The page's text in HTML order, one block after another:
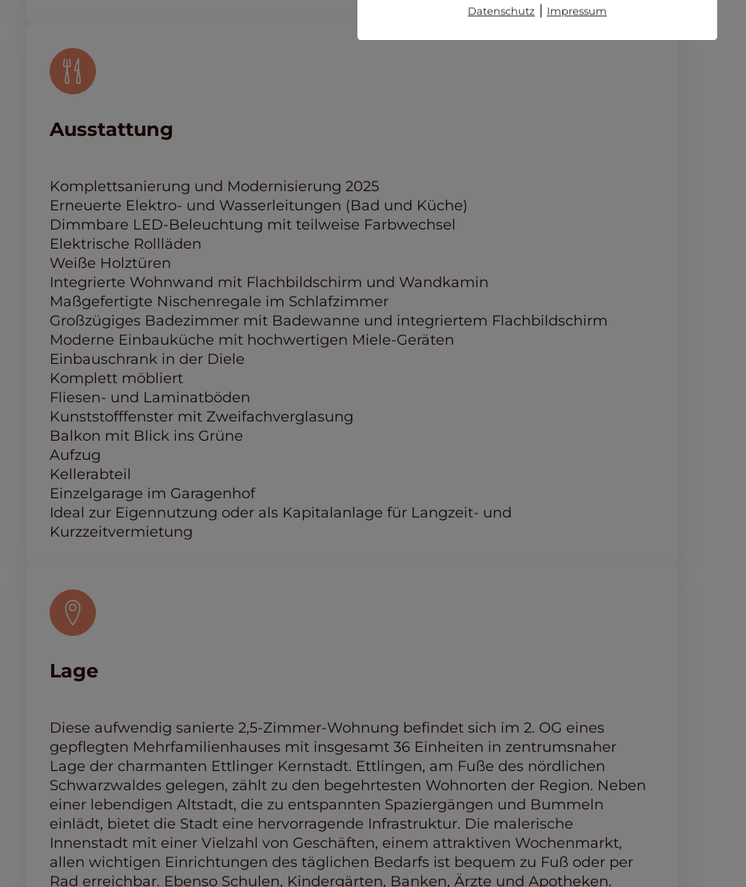
Ausstattung
Komplettsanierung und Modernisierung 2025
Erneuerte Elektro- und Wasserleitungen (Bad und Küche)
Dimmbare LED-Beleuchtung mit teilweise Farbwechsel
Elektrische Rollläden
Weiße Holztüren
Integrierte Wohnwand mit Flachbildschirm und Wandkamin
Maßgefertigte Nischenregale im Schlafzimmer
Großzügiges Badezimmer mit Badewanne und integriertem Flachbildschirm
Moderne Einbauküche mit hochwertigen Miele-Geräten
Einbauschrank in der Diele
Komplett möbliert
Fliesen- und Laminatböden
Kunststofffenster mit Zweifachverglasung
Balkon mit Blick ins Grüne
Aufzug
Kellerabteil
Einzelgarage im Garagenhof
Ideal zur Eigennutzung oder als Kapitalanlage für Langzeit- und
Kurzzeitvermietung
Lage
Diese aufwendig sanierte 2,5-Zimmer-Wohnung befindet sich im 2. OG eines
gepflegten Mehrfamilienhauses mit insgesamt 36 Einheiten in zentrumsnaher
Lage der charmanten Ettlinger Kernstadt. Ettlingen, am Fuße des nördlichen
Schwarzwaldes gelegen, zählt zu den begehrtesten Wohnorten der Region. Neben
einer lebendigen Altstadt, die zu entspannten Spaziergängen und Bummeln
einlädt, bietet die Stadt eine hervorragende Infrastruktur. Die malerische
Innenstadt mit einer Vielzahl von Geschäften, einem attraktiven Wochenmarkt,
allen wichtigen Einrichtungen des täglichen Bedarfs ist bequem zu Fuß oder per
Rad erreichbar. Ebenso Schulen, Kindergärten, Banken, Ärzte und Apotheken.
Datenschutz | Impressum